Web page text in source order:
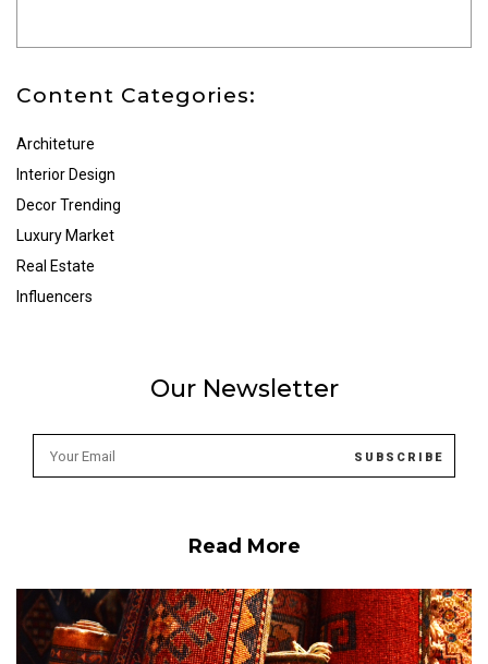
Content Categories:
Architeture
Interior Design
Decor Trending
Luxury Market
Real Estate
Influencers
Our Newsletter
Read More